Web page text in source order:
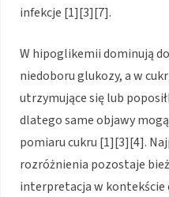
infekcje [1][3][7].
W hipoglikemii dominują
niedoboru glukozy, a w
utrzymujące się lub
dlatego same objawy
pomiaru cukru [1][3][4].
rozróżnienia pozostaje
interpretacja w kontekście